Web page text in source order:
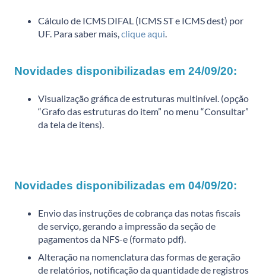
Cálculo de ICMS DIFAL (ICMS ST e ICMS dest) por
UF. Para saber mais, clique aqui
Novidades disponibilizadas em 24/09/20:
Visualização gráfica de estruturas multinível. (opção
“Grafo das estruturas do item” no menu “Consultar”
da tela de itens).
Novidades disponibilizadas em 04/09/20:
Envio das instruções de cobrança das notas fiscais
de serviço, gerando a impressão da seção de
pagamentos da NFS-e (formato pdf).
Alteração na nomenclatura das formas de geração
de relatórios, notificação da quantidade de registros